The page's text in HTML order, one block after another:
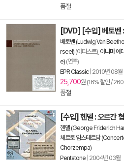
품절
[DVD] [수입] 베토벤
베토벤 (Ludwig Van
rseel) (아티스트), 아니마 에
e) (연주)
EPR Classic| 2010년 08월
25,700원 (16% 할인 /
품절
[수입] 헨델 : 오르간
헨델 (George Friderich
체르토 암스테르담
Chorzempa)
Pentatone 2004년 03월